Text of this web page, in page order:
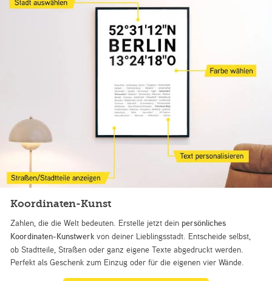
Koordinaten-Kunst
Zahlen, die die Welt bedeuten. Erstelle jetzt dein persönliches
Koordinaten-Kunstwerk von deiner Lieblingsstadt. Entscheide selbst,
ob Stadtteile, Straßen oder ganz eigene Texte abgedruckt werden.
Perfekt als Geschenk zum Einzug oder für die eigenen vier Wände.